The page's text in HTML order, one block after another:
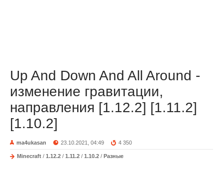
Up And Down And All Around -
изменение гравитации,
направления [1.12.2] [1.11.2]
[1.10.2]
ma4ukasan 23.10.2021, 04:49 4 350
Minecraft / 1.12.2 / 1.11.2 / 1.10.2 / Разные